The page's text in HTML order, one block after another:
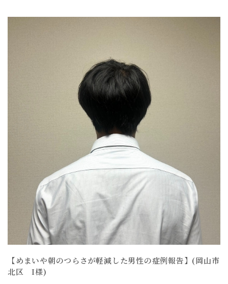
【めまいや朝のつらさが軽減した男性の症例報告】(岡山市
北区 I様)